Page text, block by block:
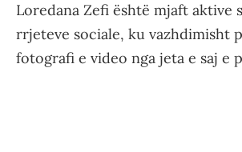
Loredana Zefi është mjaft aktive
rrjeteve sociale, ku vazhdimisht
fotografi e video nga jeta e saj e